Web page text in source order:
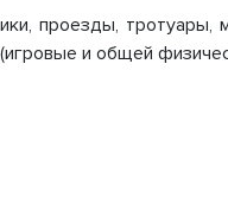
проезды,
и общей